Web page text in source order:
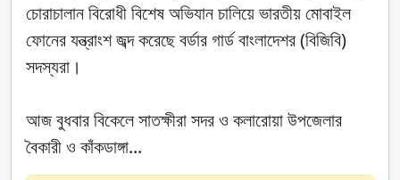
চোরাচালান বিরোধী বিশেষ অভিযান চালিয়ে ভারতীয় মোবাইল
ফোনের যন্ত্রাংশ জব্দ করেছে বর্ডার গার্ড বাংলাদেশর (বিজিবি)
সদস্যরা।
আজ বুধবার বিকেলে সাতক্ষীরা সদর ও কলারোয়া উপজেলার
বৈকারী ও কাঁকডাঙ্গা...